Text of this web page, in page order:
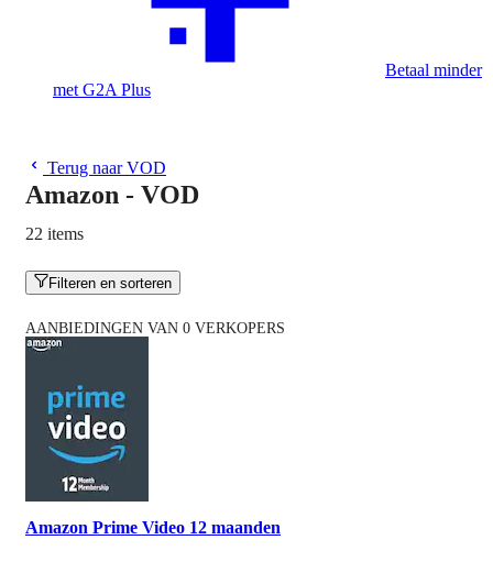
Betaal minder
met G2A Plus
Terug naar VOD
Amazon - VOD
22 items
Filteren en sorteren
AANBIEDINGEN VAN 0 VERKOPERS
Amazon Prime Video 12 maanden